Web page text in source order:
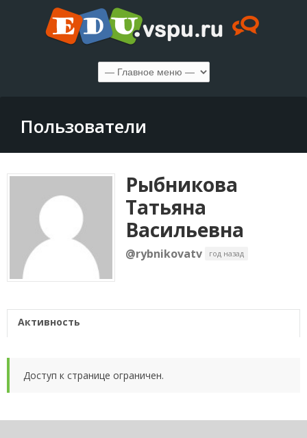
Пользователи
Рыбникова
Татьяна
Васильевна
@rybnikovatv год назад
Активность
Доступ к странице ограничен.